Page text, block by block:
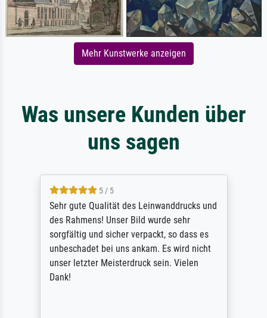
Mehr Kunstwerke anzeigen
Was unsere Kunden über
uns sagen
5 / 5
Sehr gute Qualität des Leinwanddrucks und
des Rahmens! Unser Bild wurde sehr
sorgfältig und sicher verpackt, so dass es
unbeschadet bei uns ankam. Es wird nicht
unser letzter Meisterdruck sein. Vielen
Dank!